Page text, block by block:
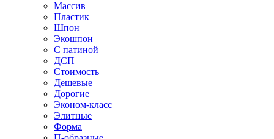
Массив
Пластик
Шпон
Экошпон
С патиной
ДСП
Стоимость
Дешевые
Дорогие
Эконом-класс
Элитные
Форма